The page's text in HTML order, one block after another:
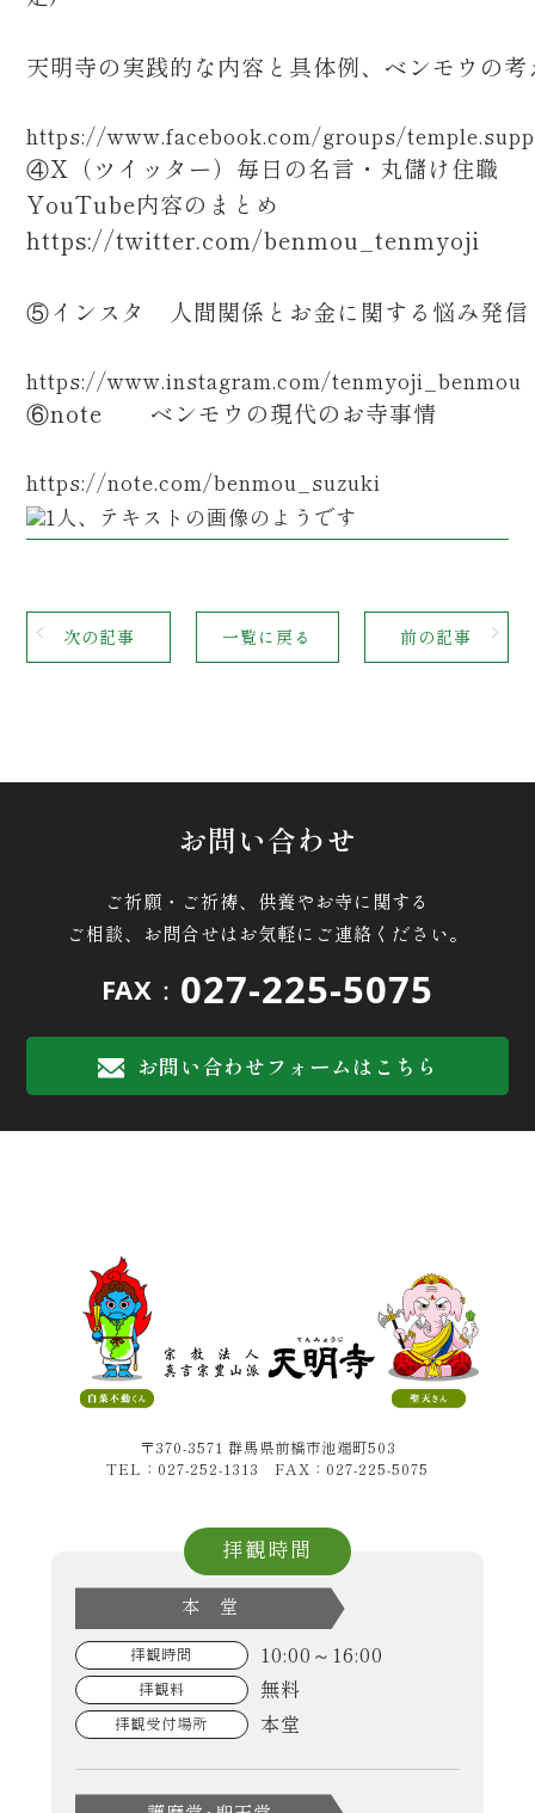
天明寺の実践的な内容と具体例、ベンモウの考
https://www.facebook.com/groups/
④X（ツイッター）毎日の名言・丸儲け住職
YouTube内容のまとめ
https://twitter.com/benmou_tenmyoji
⑤インスタ 人間関係とお金に関する悩み発
https://www.instagram.com/tenmyoji_benmou
⑥note ベンモウの現代のお寺事情
https://note.com/benmou_suzuki
次の記事 一覧に戻る 前の記事
お問い合わせ
ご祈願・ご祈祷、供養やお寺に関する
ご相談、お問合せはお気軽にご連絡ください。
FAX： 027-225-5075
お問い合わせフォームはこちら
〒370-3571 群馬県前橋市池端町503
TEL：027-252-1313 FAX：027-225-5075
拝観時間
本 堂
拝観時間 10:00～16:00
拝観料 無料
拝観受付場所 本堂